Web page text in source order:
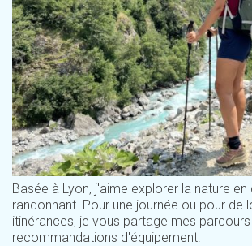
Basée à Lyon, j'aime explorer la nature
randonnant. Pour une journée ou pour de
itinérances, je vous partage mes
recommandations d'équipement.